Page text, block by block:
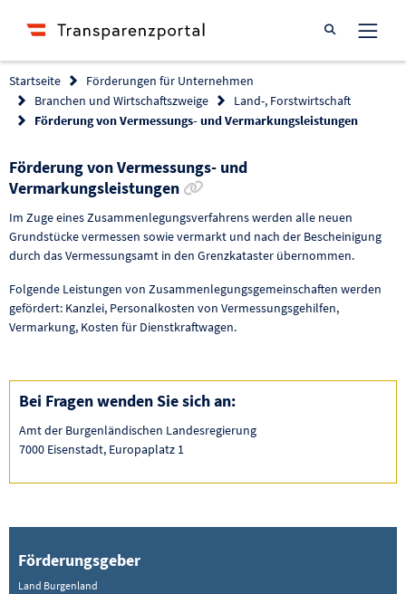
Suche öffnen
Startseite
Förderungen für Unternehmen
Branchen und Wirtschaftszweige
Land-, Forstwirtschaft
Förderung von Vermessungs- und Vermarkungsleistungen
Förderung von Vermessungs- und
Vermarkungsleistungen
Im Zuge eines Zusammenlegungsverfahrens werden alle neuen
Grundstücke vermessen sowie vermarkt und nach der Bescheinigung
durch das Vermessungsamt in den Grenzkataster übernommen.
Folgende Leistungen von Zusammenlegungsgemeinschaften werden
gefördert: Kanzlei, Personalkosten von Vermessungsgehilfen,
Vermarkung, Kosten für Dienstkraftwagen.
Bei Fragen wenden Sie sich an:
Amt der Burgenländischen Landesregierung
7000 Eisenstadt, Europaplatz 1
Förderungsgeber
Land Burgenland